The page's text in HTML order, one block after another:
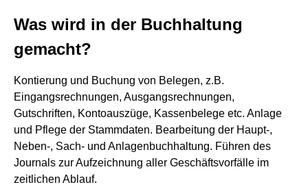
Was wird in der Buchhaltung
gemacht?
Kontierung und Buchung von Belegen, z.B.
Eingangsrechnungen, Ausgangsrechnungen,
Gutschriften, Kontoauszüge, Kassenbelege etc. Anlage
und Pflege der Stammdaten. Bearbeitung der Haupt-,
Neben-, Sach- und Anlagenbuchhaltung. Führen des
Journals zur Aufzeichnung aller Geschäftsvorfälle im
zeitlichen Ablauf.